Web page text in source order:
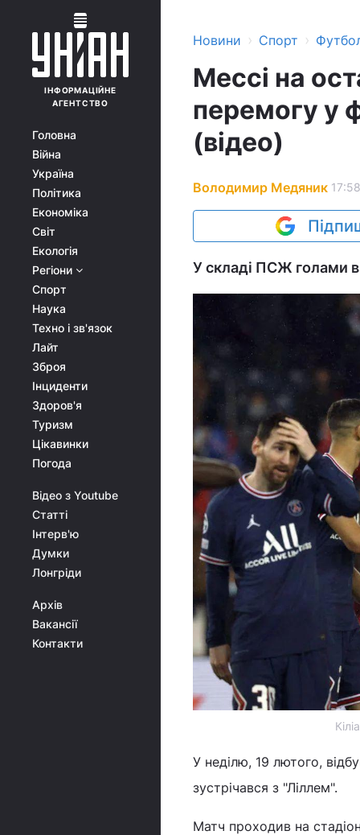
ІНФОРМАЦІЙНЕ
АГЕНТСТВО
Головна
Війна
Україна
Політика
Економіка
Світ
Екологія
Регіони
Спорт
Наука
Техно і зв'язок
Лайт
Зброя
Інциденти
Здоров'я
Туризм
Цікавинки
Погода
Відео з Youtube
Статті
Інтерв'ю
Думки
Лонгріди
Архів
Вакансії
Контакти
Новини › Спорт ›
Мессі на
перемогу у
(відео)
Володимир Медяник
У складі ПСЖ голами
У неділю, 19 лютого,
зустрічався з "Ліллем".
Матч проходив на